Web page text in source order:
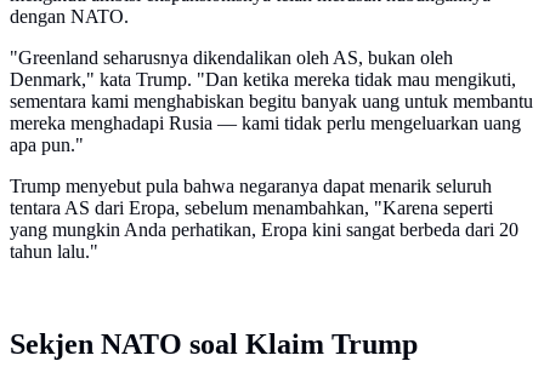
dengan NATO.
"Greenland seharusnya dikendalikan oleh AS, bukan oleh
Denmark," kata Trump. "Dan ketika mereka tidak mau mengikuti,
sementara kami menghabiskan begitu banyak uang untuk membantu
mereka menghadapi Rusia — kami tidak perlu mengeluarkan uang
apa pun."
Trump menyebut pula bahwa negaranya dapat menarik seluruh
tentara AS dari Eropa, sebelum menambahkan, "Karena seperti
yang mungkin Anda perhatikan, Eropa kini sangat berbeda dari 20
tahun lalu."
Sekjen NATO soal Klaim Trump